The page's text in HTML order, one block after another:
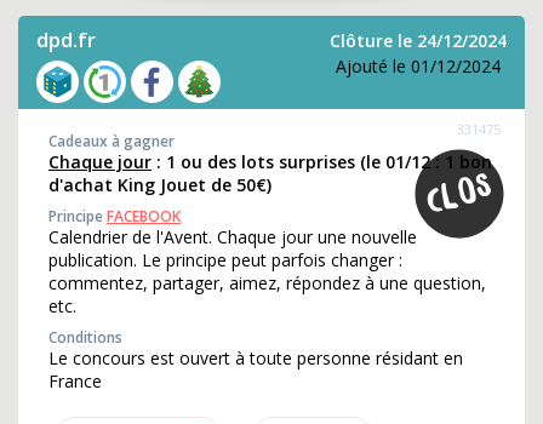
dpd.fr
Clôture le 24/12/2024
Ajouté le 01/12/2024
331475
Cadeaux à gagner
Chaque jour : 1 ou des lots surprises (le 01/12 : 1 bon
d'achat King Jouet de 50€)
PrincipeFACEBOOK
Calendrier de l'Avent. Chaque jour une nouvelle
publication. Le principe peut parfois changer :
commentez, partager, aimez, répondez à une question,
etc.
Conditions
Le concours est ouvert à toute personne résidant en
France